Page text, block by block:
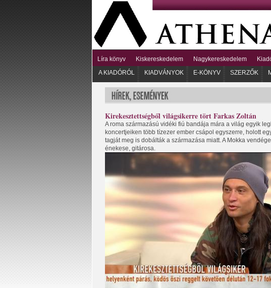
Líra könyv Kiskereskedelem Nagykereskedelem
A KIADÓRÓL
KIADVÁNYOK E-KÖNYV SZERZŐK
Kirekesztettségből világsikerre tört Farkas Zoltán
A roma származású vidéki fiú bandája mára a világ egyik
koncertjeiken több tízezer ember csápol egyszerre, holott
tagját meg is dobálták a származása miatt. A Mokka
énekese, gitárosa.